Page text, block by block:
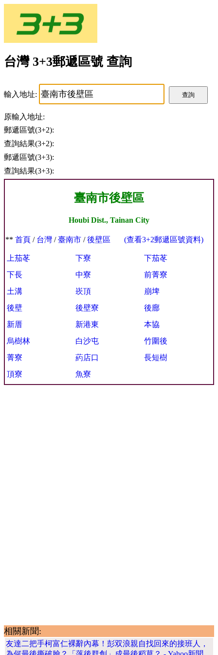
台灣 3+3郵遞區號 查詢
輸入地址: 查詢
原輸入地址:
郵遞區號(3+2):
查詢結果(3+2):
郵遞區號(3+3):
查詢結果(3+3):
臺南市後壁區
Houbi Dist., Tainan City
** 首頁 / 台灣 /臺南市 /後壁區 (查看3+2郵遞區號資料)
上茄苳 下寮
下茄苳
下長
中寮
前菁寮
土溝
崁頂
崩埤
後壁
後壁寮
後廍
新厝
新港東
本協
烏樹林
白沙屯
竹圍後
菁寮
葯店口
長短樹
頂寮
魚寮
相關新聞:
友達二把手柯富仁裸辭內幕！彭双浪親自找回來的接班人，